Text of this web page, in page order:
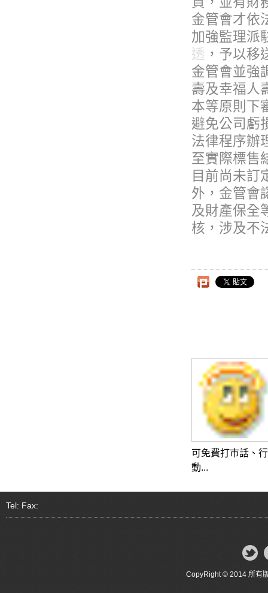
金管會才依
加強監理派
透 ，予以
金管會並強
壽及幸福人
本等原則下
避免公司虧
法律程序辦
至實際標售
目前尚未訂
外，金管會
及財產保全
核，涉及不
可免費打市話、行
動...
Tel: Fax:
CopyRight © 2014 所有